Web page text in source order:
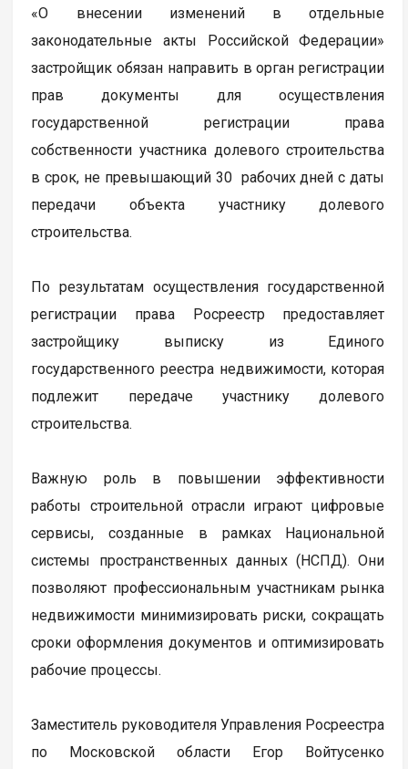
«О внесении изменений в отдельные
законодательные акты Российской Федерации»
застройщик обязан направить в орган регистрации
прав документы для осуществления
государственной регистрации права
собственности участника долевого строительства
в срок, не превышающий 30 рабочих дней с даты
передачи объекта участнику долевого
строительства.
По результатам осуществления государственной
регистрации права Росреестр предоставляет
застройщику выписку из Единого
государственного реестра недвижимости, которая
подлежит передаче участнику долевого
строительства.
Важную роль в повышении эффективности
работы строительной отрасли играют цифровые
сервисы, созданные в рамках Национальной
системы пространственных данных (НСПД). Они
позволяют профессиональным участникам рынка
недвижимости минимизировать риски, сокращать
сроки оформления документов и оптимизировать
рабочие процессы.
Заместитель руководителя Управления Росреестра
по Московской области Егор Войтусенко